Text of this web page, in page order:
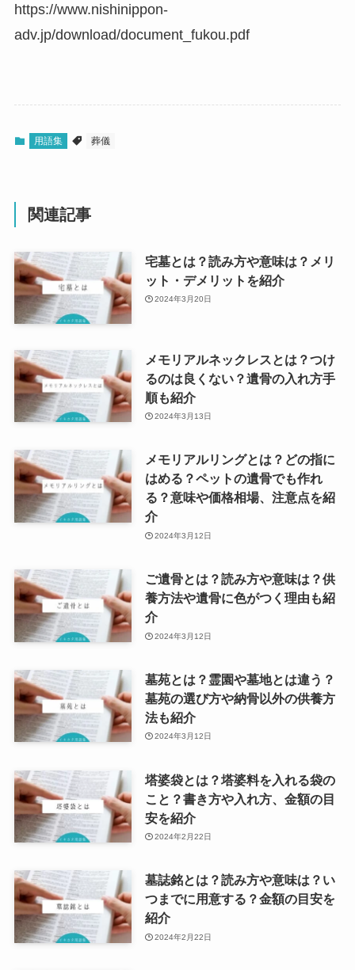
https://www.nishinippon-
adv.jp/download/document_fukou.pdf
用語集 葬儀
関連記事
宅墓とは？読み方や意味は？メリ
ット・デメリットを紹介
2024年3月20日
メモリアルネックレスとは？つけ
るのは良くない？遺骨の入れ方手
順も紹介
2024年3月13日
メモリアルリングとは？どの指に
はめる？ペットの遺骨でも作れ
る？意味や価格相場、注意点を紹
介
2024年3月12日
ご遺骨とは？読み方や意味は？供
養方法や遺骨に色がつく理由も紹
介
2024年3月12日
墓苑とは？霊園や墓地とは違う？
墓苑の選び方や納骨以外の供養方
法も紹介
2024年3月12日
塔婆袋とは？塔婆料を入れる袋の
こと？書き方や入れ方、金額の目
安を紹介
2024年2月22日
墓誌銘とは？読み方や意味は？い
つまでに用意する？金額の目安を
紹介
2024年2月22日